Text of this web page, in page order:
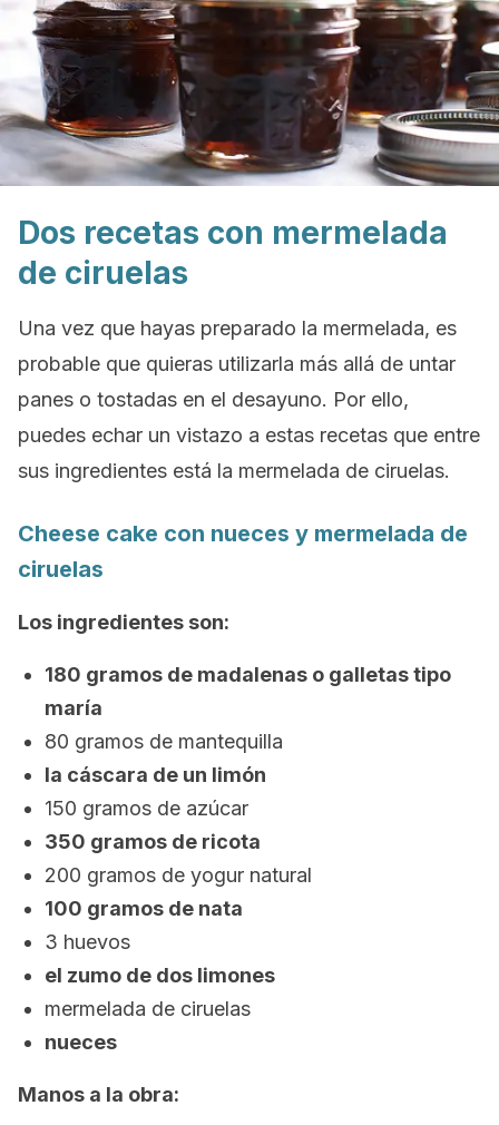
Dos recetas con mermelada
de ciruelas
Una vez que hayas preparado la mermelada, es
probable que quieras utilizarla más allá de untar
panes o tostadas en el desayuno. Por ello,
puedes echar un vistazo a estas recetas que entre
sus ingredientes está la mermelada de ciruelas.
Cheese cake con nueces y mermelada de
ciruelas
Los ingredientes son:
180 gramos de madalenas o galletas tipo
maría
80 gramos de mantequilla
la cáscara de un limón
150 gramos de azúcar
350 gramos de ricota
200 gramos de yogur natural
100 gramos de nata
3 huevos
el zumo de dos limones
mermelada de ciruelas
nueces
Manos a la obra: